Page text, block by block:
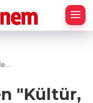
"Kültür,